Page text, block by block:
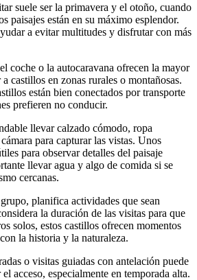
suele ser la primavera y el otoño, cuando
paisajes están en su máximo esplendor.
a evitar multitudes y disfrutar con más
coche o la autocaravana ofrecen la mayor
castillos en zonas rurales o montañosas.
están bien conectados por transporte
prefieren no conducir.
llevar calzado cómodo, ropa
para capturar las vistas. Unos
para observar detalles del paisaje
llevar agua y algo de comida si se
cercanas.
planifica actividades que sean
la duración de las visitas para que
solos, estos castillos ofrecen momentos
la historia y la naturaleza.
o visitas guiadas con antelación puede
acceso, especialmente en temporada alta.